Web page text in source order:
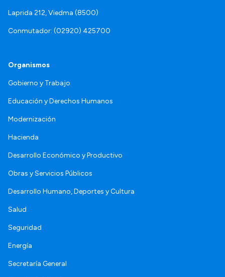
Laprida 212, Viedma (8500)
Conmutador: (02920) 425700
Organismos
Gobierno y Trabajo
Educación y Derechos Humanos
Modernización
Hacienda
Desarrollo Económico y Productivo
Obras y Servicios Públicos
Desarrollo Humano, Deportes y Cultura
Salud
Seguridad
Energía
Secretaría General